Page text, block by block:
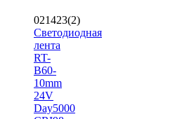
021423(2)
Светодиодная
лента
RT-
B60-
10mm
24V
Day5000